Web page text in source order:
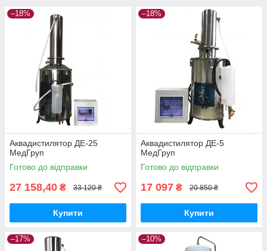
–18%
Аквадистилятор ДЕ-25
МедГруп
Готово до відправки
27 158,40 ₴ 33 120 ₴
Купити
–18%
Аквадистилятор ДЕ-5
МедГруп
Готово до відправки
17 097 ₴ 20 850 ₴
Купити
–17% –10%